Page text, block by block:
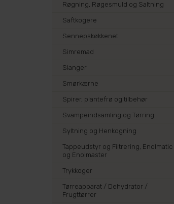
Røgning, Røgesmuld og Saltning
Saftkogere
Sennepskøkkenet
Simremad
Slanger
Smørkærne
Spirer, plantefrø og tilbehør
Svampeindsamling og Tørring
Syltning og Henkogning
Tappeudstyr og Filtrering, Enolmatic
og Enolmaster
Trykkoger
Tørreapparat / Dehydrator /
Frugttørrer